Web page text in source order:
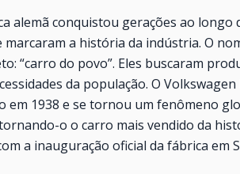
alemã conquistou gerações ao
a história da indústria. O
“carro do povo”. Eles buscaram
da população. O
em 1938 e se tornou um fenômeno
o o carro mais vendido da
a inauguração oficial da fábrica em